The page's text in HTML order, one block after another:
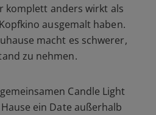
komplett anders wirkt als
ausgemalt haben.
macht es schwerer,
zu nehmen.
Candle Light
ein Date außerhalb